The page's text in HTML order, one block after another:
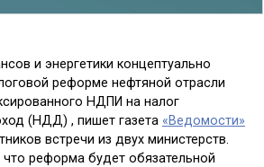
и энергетики концептуально
реформе нефтяной отрасли
НДПИ на налог
(НДД) , пишет газета «Ведомости»
встречи из двух министерств.
реформа будет обязательной